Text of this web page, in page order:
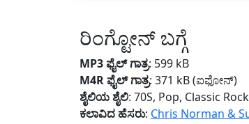
ರಿಂಗ್ಟೋನ್ ಬಗ್ಗೆ
MP3 ಫೈಲ್ ಗಾತ್ರ: 599 kB
M4R ಫೈಲ್ ಗಾತ್ರ: 371 kB (ಐಫೋನ್)
ಶೈಲಿಯ ಶೈಲಿ: 70S, Pop, Classic Rock
ಕಲಾವಿದ ಹೆಸರು: Chris Norman &